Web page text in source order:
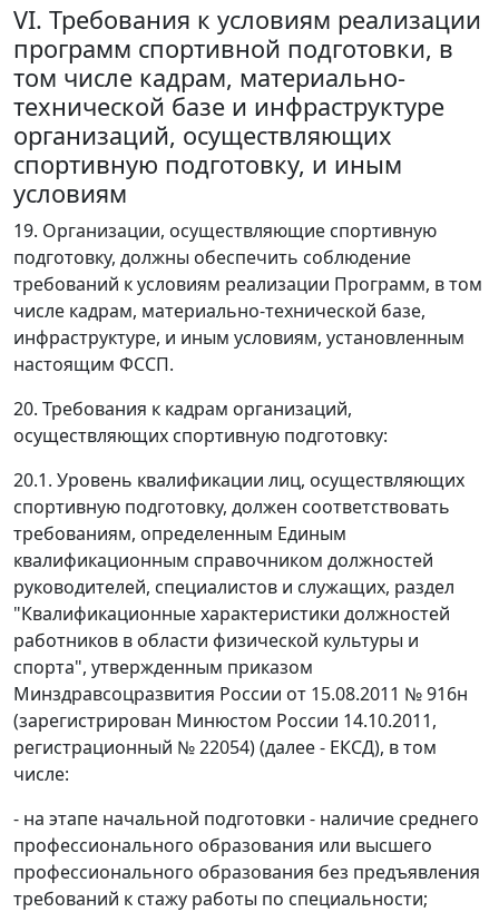
VI. Требования к условиям реализации
программ спортивной подготовки, в
том числе кадрам, материально-
технической базе и инфраструктуре
организаций, осуществляющих
спортивную подготовку, и иным
условиям
19. Организации, осуществляющие спортивную
подготовку, должны обеспечить соблюдение
требований к условиям реализации Программ, в том
числе кадрам, материально-технической базе,
инфраструктуре, и иным условиям, установленным
настоящим ФССП.
20. Требования к кадрам организаций,
осуществляющих спортивную подготовку:
20.1. Уровень квалификации лиц, осуществляющих
спортивную подготовку, должен соответствовать
требованиям, определенным Единым
квалификационным справочником должностей
руководителей, специалистов и служащих, раздел
"Квалификационные характеристики должностей
работников в области физической культуры и
спорта", утвержденным приказом
Минздравсоцразвития России от 15.08.2011 № 916н
(зарегистрирован Минюстом России 14.10.2011,
регистрационный № 22054) (далее - ЕКСД), в том
числе:
- на этапе начальной подготовки - наличие среднего
профессионального образования или высшего
профессионального образования без предъявления
требований к стажу работы по специальности;